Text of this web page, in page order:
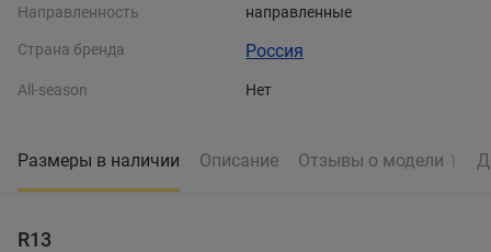
Направленность направленные
Страна бренда Россия
All-season Нет
Размеры в наличии Описание Отзывы о модели 1
R13